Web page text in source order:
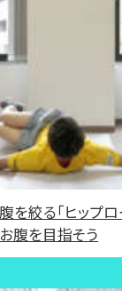
を絞る「ヒップ
腹を目指そう